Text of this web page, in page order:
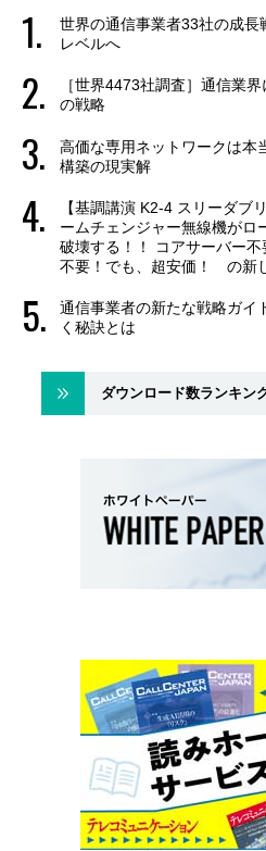
世界の通信事業者33社の成
レベルへ
［世界4473社調査］通信業
の戦略
高価な専用ネットワークは本
構築の現実解
【基調講演 K2-4 スリーダブ
ームチェンジャー無線機がロ
破壊する！！ コアサーバー
不要！でも、超安価！ の新
通信事業者の新たな戦略ガ
く秘訣とは
ダウンロード数ランキン